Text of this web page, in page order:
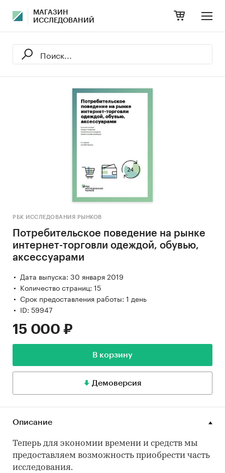
МАГАЗИН
ИССЛЕДОВАНИЙ
РБК ИССЛЕДОВАНИЯ РЫНКОВ
Потребительское поведение на рынке
интернет-торговли одеждой, обувью,
аксессуарами
Дата выпуска: 30 января 2019
Количество страниц: 15
Срок предоставления работы: 1 день
ID: 59947
15 000 ₽
В корзину
Демоверсия
Описание
Теперь для экономии времени и средств мы
предоставляем возможность приобрести часть
исследования.